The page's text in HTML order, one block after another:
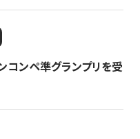
コンペ準グランプリを受